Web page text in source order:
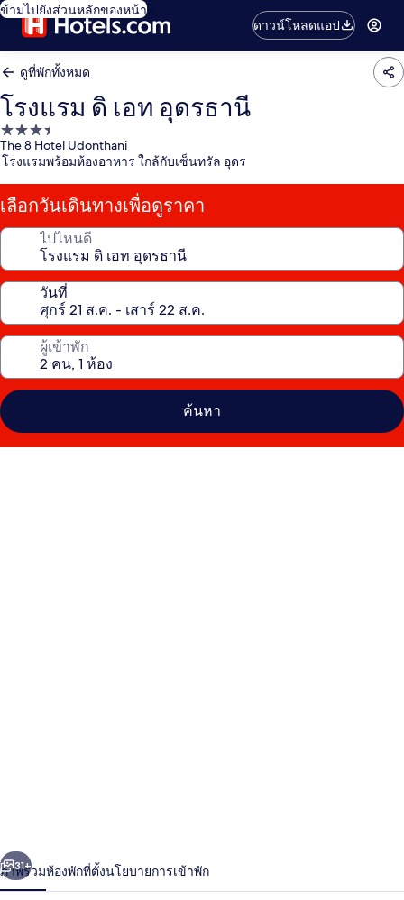
ข้ามไปยังส่วนหลักของหน้า
ดาวน์โหลดแอป
ดูที่พักทั้งหมด
โรงแรม ดิ เอท อุดรธานี
ที่พัก
3.5
The 8 Hotel Udonthani
โรงแรมพร้อมห้องอาหาร ใกล้กับเซ็นทรัล อุดร
เลือกวันเดินทางเพื่อดูราคา
ไปไหนดี
วันที่
ผู้เข้าพัก
ค้นหา
า
ถัดไป
31+
ภาพรวมห้องพักที่ตั้งนโยบายการเข้าพัก